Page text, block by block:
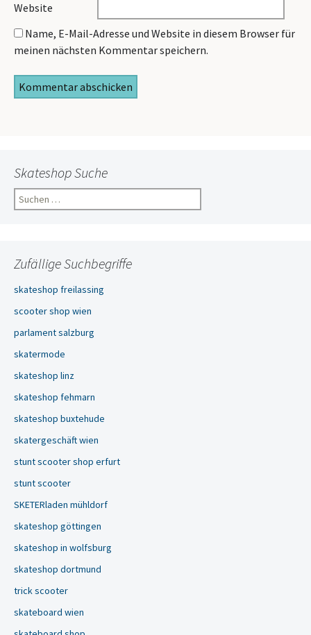
Website
Name, E-Mail-Adresse und Website in diesem Browser für
meinen nächsten Kommentar speichern.
Skateshop Suche
Suchen
nach:
Zufällige Suchbegriffe
skateshop freilassing
scooter shop wien
parlament salzburg
skatermode
skateshop linz
skateshop fehmarn
skateshop buxtehude
skatergeschäft wien
stunt scooter shop erfurt
stunt scooter
SKETERladen mühldorf
skateshop göttingen
skateshop in wolfsburg
skateshop dortmund
trick scooter
skateboard wien